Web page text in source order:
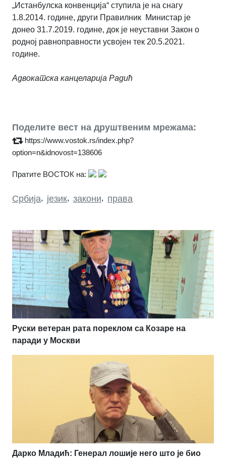
„Истанбулска конвенција“ ступила је на снагу
1.8.2014. године, други Правилник Министар је
донео 31.7.2019. године, док је неуставни Закон о
родној равноправности усвојен тек 20.5.2021.
године.
Адвокатска канцеларија Радић
Поделите вест на друштвеним мрежама:
https://www.vostok.rs/index.php?
option=n&idnovost=138606
Пратите ВОСТОК на:
Србија, језик, закони, права
Руски ветеран рата пореклом са Козаре на
паради у Москви
Дарко Младић: Генерал лошије него што је био